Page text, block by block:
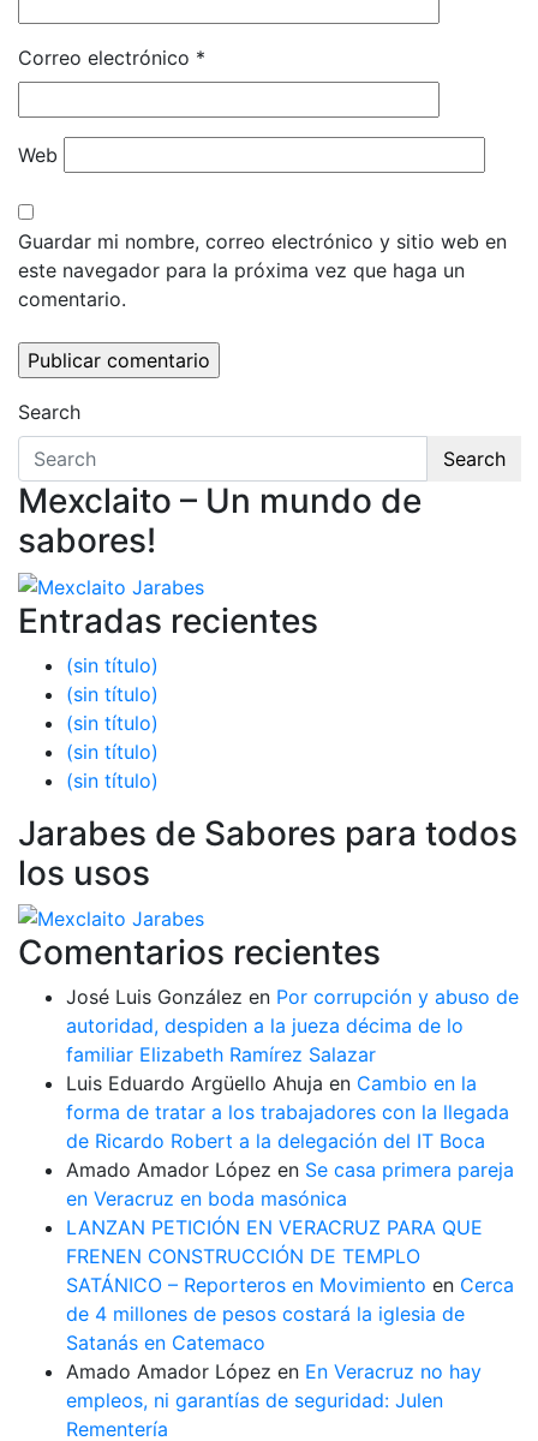
Correo electrónico *
Web
Guardar mi nombre, correo electrónico y sitio web en
este navegador para la próxima vez que haga un
comentario.
Search
Search
Mexclaito – Un mundo de
sabores!
Entradas recientes
(sin título)
(sin título)
(sin título)
(sin título)
(sin título)
Jarabes de Sabores para todos
los usos
Comentarios recientes
José Luis González en Por corrupción y abuso de
autoridad, despiden a la jueza décima de lo
familiar Elizabeth Ramírez Salazar
Luis Eduardo Argüello Ahuja en Cambio en la
forma de tratar a los trabajadores con la llegada
de Ricardo Robert a la delegación del IT Boca
Amado Amador López en Se casa primera pareja
en Veracruz en boda masónica
LANZAN PETICIÓN EN VERACRUZ PARA QUE
FRENEN CONSTRUCCIÓN DE TEMPLO
SATÁNICO – Reporteros en Movimiento en Cerca
de 4 millones de pesos costará la iglesia de
Satanás en Catemaco
Amado Amador López en En Veracruz no hay
empleos, ni garantías de seguridad: Julen
Rementería